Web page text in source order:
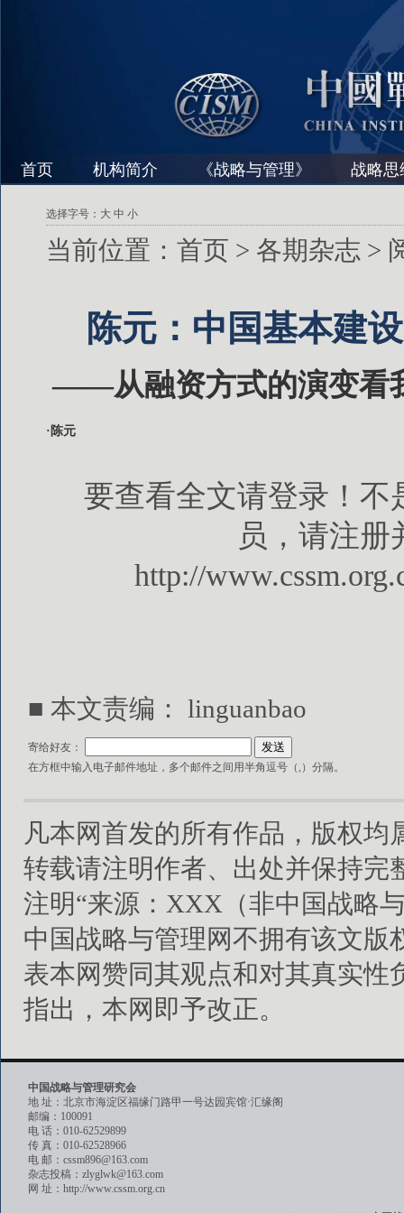
首页 机构简介 《战略与管理》 战略思
选择字号： 大 中 小
当前位置： 首页 > 各期杂志 >
陈元：中国基本建
——从融资方式的演变看
·陈元
要查看全文请登录！不
员，请注册
http://
■ 本文责编： linguanbao
寄给好友：
在方框中输入电子邮件地址，多个邮件之间用半角逗号（,）分隔。
凡本网首发的所有作品，版权
转载请注明作者、出处并保持完
注明“来源：XXX（非中国战略
中国战略与管理网不拥有该文
表本网赞同其观点和对其真实
指出，本网即予改正。
中国战略与管理研究会
地 址：北京市海淀区福缘门路甲一号达园宾馆·汇缘阁
邮编：100091
电 话：010-62529899
传 真：010-62528966
电 邮：cssm896@163.com
杂志投稿：zlyglwk@163.com
网 址：http://www.cssm.org.cn